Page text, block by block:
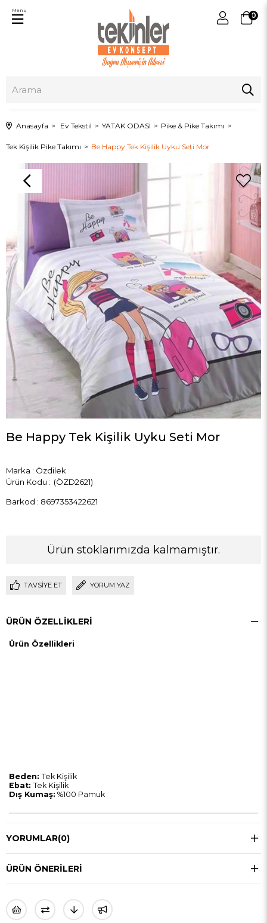
0
Menu
Anasayfa Ev Tekstil YATAK ODASI Pike & Pike Takımı
Tek Kişilik Pike Takımı Be Happy Tek Kişilik Uyku Seti Mor
Be Happy Tek Kişilik Uyku Seti Mor
Marka : Özdilek
(ÖZD2621)
Barkod : 8697353422621
Ürün stoklarımızda kalmamıştır.
TAVSIYE ET YORUM YAZ
ÜRÜN ÖZELLIKLERI
Ürün Özellikleri
Beden: Tek Kişilik
Ebat: Tek Kişilik
Dış Kumaş: %100 Pamuk
YORUMLAR(0)
ÜRÜN ÖNERILERI